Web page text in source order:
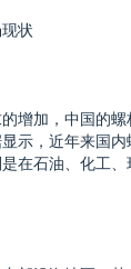
状
增加，中国的
示，近年来国
在石油、化工